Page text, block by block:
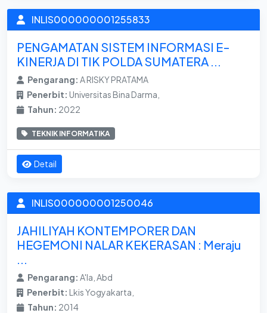
INLIS000000001255833
PENGAMATAN SISTEM INFORMASI E-
KINERJA DI TIK POLDA SUMATERA ...
Pengarang: A RISKY PRATAMA
Penerbit: Universitas Bina Darma,
Tahun: 2022
TEKNIK INFORMATIKA
Detail
INLIS000000001250046
JAHILIYAH KONTEMPORER DAN
HEGEMONI NALAR KEKERASAN : Meraju
Pengarang: A'la, Abd
Penerbit: Lkis Yogyakarta,
Tahun: 2014